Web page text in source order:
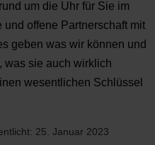
um die Uhr für Sie im
offene Partnerschaft mit
geben was wir können und
was sie auch wirklich
wesentlichen Schlüssel
25. Januar 2023